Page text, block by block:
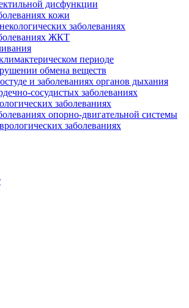
дисфункции
кожи
заболеваниях
ЖКТ
периоде
обмена веществ
и заболеваниях органов дыхания
сосудистых заболеваниях
заболеваниях
опорно-двигательной системы
заболеваниях